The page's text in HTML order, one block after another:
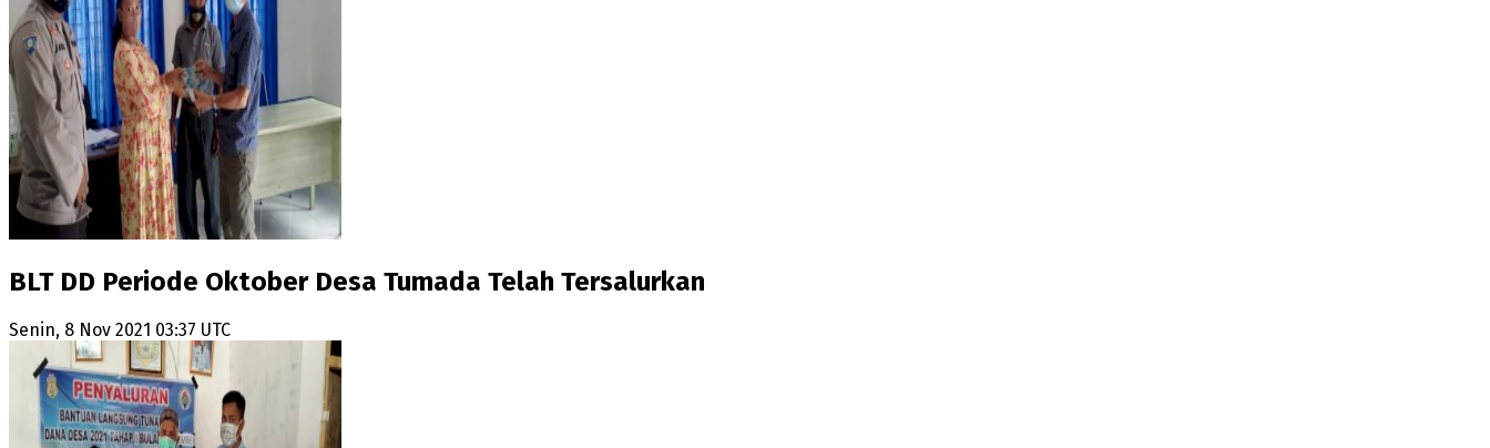
BLT DD Periode Oktober Desa Tumada Telah Tersalurkan
Senin, 8 Nov 2021 03:37 UTC